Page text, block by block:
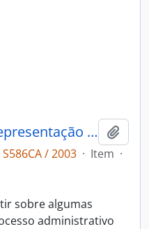
Cartografia nativa: a representação do território pelos Guarani Kaiowá para o procedimento administrativo de verificação da FUNAI
S586CA / 2003 · Item ·
sobre algumas
administrativo